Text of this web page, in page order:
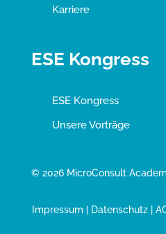
Karriere
ESE Kongress
ESE Kongress
Unsere Vorträge
© 2026 MicroConsult
Impressum Datenschutz|